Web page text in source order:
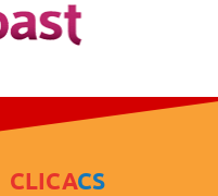
CLICACS